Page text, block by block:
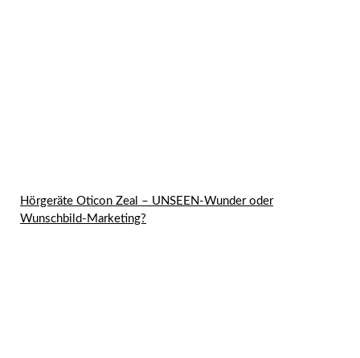
Hörgeräte Oticon Zeal – UNSEEN-Wunder oder
Wunschbild-Marketing?